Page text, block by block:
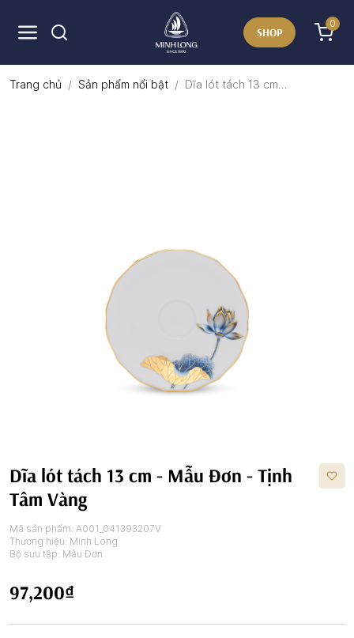
SHOP
0
Trang chủ Sản phẩm nổi bật Dĩa lót tách 13 cm...
Dĩa lót tách 13 cm - Mẫu Đơn - Tịnh
Tâm Vàng
Mã sản phẩm: A001_041393207V
Thương hiệu: Minh Long
Bộ sưu tập: Mẫu Đơn
97,200₫